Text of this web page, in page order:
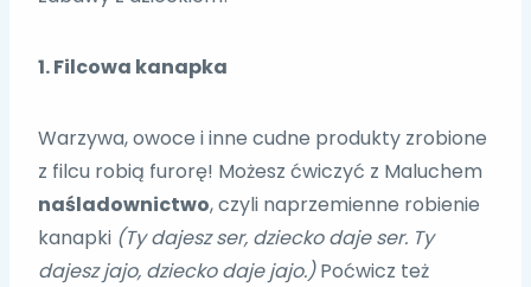
1. Filcowa kanapka
Warzywa, owoce i inne cudne produkty zrobione
z filcu robią furorę! Możesz ćwiczyć z Maluchem
naśladownictwo, czyli naprzemienne robienie
kanapki (Ty dajesz ser, dziecko daje ser. Ty
dajesz jajo, dziecko daje jajo.)Poćwicz też